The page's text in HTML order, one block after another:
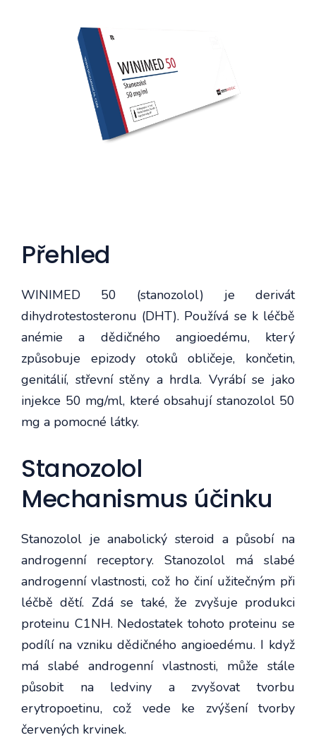
Přehled
WINIMED 50 (stanozolol) je derivát
dihydrotestosteronu (DHT). Používá se k léčbě
anémie a dědičného angioedému, který
způsobuje epizody otoků obličeje, končetin,
genitálií, střevní stěny a hrdla. Vyrábí se jako
injekce 50 mg/ml, které obsahují stanozolol 50
mg a pomocné látky.
Stanozolol
Mechanismus účinku
Stanozolol je anabolický steroid a působí na
androgenní receptory. Stanozolol má slabé
androgenní vlastnosti, což ho činí užitečným při
léčbě dětí. Zdá se také, že zvyšuje produkci
proteinu C1NH. Nedostatek tohoto proteinu se
podílí na vzniku dědičného angioedému. I když
má slabé androgenní vlastnosti, může stále
působit na ledviny a zvyšovat tvorbu
erytropoetinu, což vede ke zvýšení tvorby
červených krvinek.